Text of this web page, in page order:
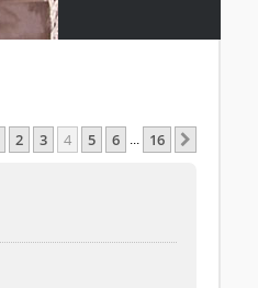
De 16
2 3 4 5 6 ... 16